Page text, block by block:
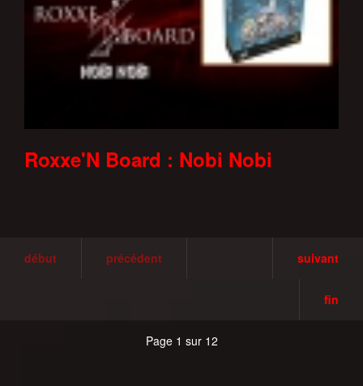
Roxxe'N Board : Nobi Nobi
début précédent suivant
fin
Page 1 sur 12